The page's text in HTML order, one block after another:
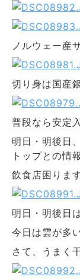
ノルウェー産
切り身は国産
普段なら安定
明日・明後日
トップとの情報
飲食店困ります
明日・明後日
今日は雲が多
さて、うまく